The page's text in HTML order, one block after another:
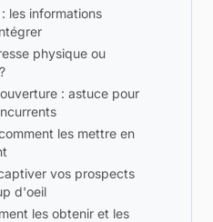
les informations
physique ou
: astuce pour
les mettre en
vos prospects
d'oeil
les obtenir et les